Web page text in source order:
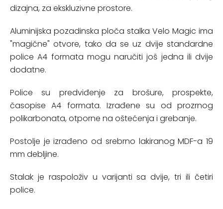
dizajna, za ekskluzivne prostore.
Aluminijska pozadinska ploča stalka Velo Magic ima
"magične" otvore, tako da se uz dvije standardne
police A4 formata mogu naručiti još jedna ili dvije
dodatne.
Police su predviđenje za brošure, prospekte,
časopise A4 formata. Izrađene su od prozrnog
polikarbonata, otporne na oštećenja i grebanje.
Postolje je izrađeno od srebrno lakiranog MDF-a 19
mm debljine.
Stalak je raspoloživ u varijanti sa dvije, tri ili četiri
police.